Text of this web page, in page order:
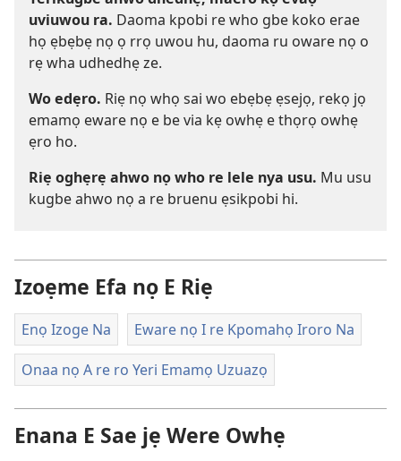
uviuwou ra. Daoma kpobi re who gbe koko erae
họ ẹbẹbẹ nọ ọ rrọ uwou hu, daoma ru oware nọ o
rẹ wha udhedhẹ ze.
Wo edẹro. Riẹ nọ whọ sai wo ebẹbẹ ẹsejọ, rekọ jọ
emamọ eware nọ e be via kẹ owhẹ e thọrọ owhẹ
ẹro ho.
Riẹ oghẹrẹ ahwo nọ who re lele nya usu. Mu usu
kugbe ahwo nọ a re bruenu ẹsikpobi hi.
Izoẹme Efa nọ E Riẹ
Enọ Izoge Na Eware nọ I re Kpomahọ Iroro Na
Onaa nọ A re ro Yeri Emamọ Uzuazọ
Enana E Sae jẹ Were Owhẹ